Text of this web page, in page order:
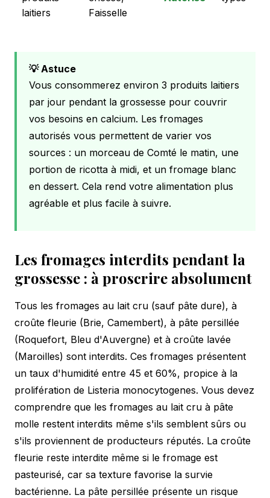
laitiers
Faisselle
💡 Astuce
Vous consommerez environ 3 produits laitiers
par jour pendant la grossesse pour couvrir
vos besoins en calcium. Les fromages
autorisés vous permettent de varier vos
sources : un morceau de Comté le matin, une
portion de ricotta à midi, et un fromage blanc
en dessert. Cela rend votre alimentation plus
agréable et plus facile à suivre.
Les fromages interdits pendant la
grossesse : à proscrire absolument
Tous les fromages au lait cru (sauf pâte dure), à
croûte fleurie (Brie, Camembert), à pâte persillée
(Roquefort, Bleu d'Auvergne) et à croûte lavée
(Maroilles) sont interdits. Ces fromages présentent
un taux d'humidité entre 45 et 60%, propice à la
prolifération de Listeria monocytogenes. Vous devez
comprendre que les fromages au lait cru à pâte
molle restent interdits même s'ils semblent sûrs ou
s'ils proviennent de producteurs réputés. La croûte
fleurie reste interdite même si le fromage est
pasteurisé, car sa texture favorise la survie
bactérienne. La pâte persillée présente un risque